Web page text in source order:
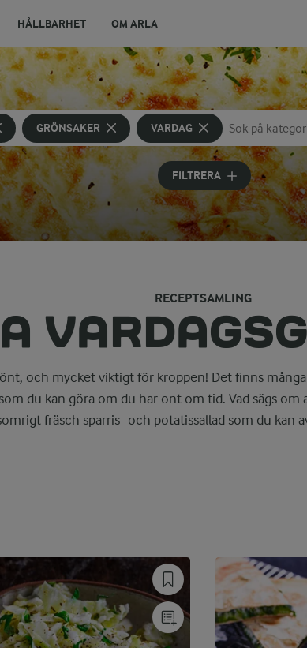
HÅLLBARHET OM ARLA
GRÖNSAKER VARDAG
Sök på kategori
Skriv in sökord
FILTRERA
RECEPTSAMLING
och mycket viktigt för kroppen! Det finns
du kan göra om du har ont om tid. Vad sägs om
fräsch sparris- och potatissallad som du kan